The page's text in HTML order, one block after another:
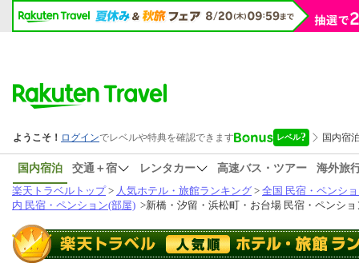
国内宿泊 交通＋宿 レンタカー 高速バス・ツアー
海外旅
楽天トラベルトップ> 人気ホテル・旅館ランキング > 全国 民宿・ペンシ
内 民宿・ペンション(部屋) >新橋・汐留・浜松町・お台場 民宿・ペンショ